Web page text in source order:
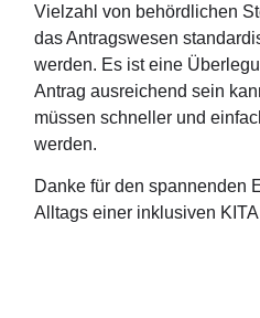
Vielzahl von behördlichen
das Antragswesen
werden. Es ist eine
Antrag ausreichend sein
müssen schneller und
werden.
Danke für den spannenden
Alltags einer inklusiven